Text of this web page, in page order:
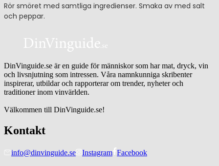
Rör smöret med samtliga ingredienser. Smaka av med salt
och peppar.
DinVinguide.se är en guide för människor som har mat, dryck, vin
och livsnjutning som intressen. Våra namnkunniga skribenter
inspirerar, utbildar och rapporterar om trender, nyheter och
traditioner inom vinvärlden.
Välkommen till DinVinguide.se!
Kontakt
info@dinvinguide.se Instagram Facebook